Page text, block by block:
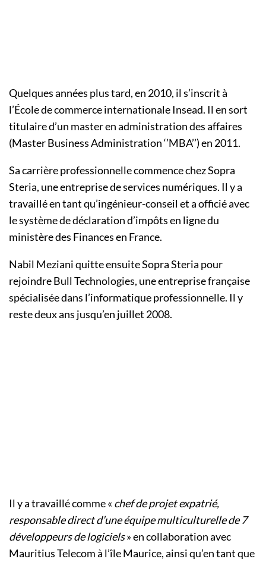
Quelques années plus tard, en 2010, il s’inscrit à
l’École de commerce internationale Insead. Il en sort
titulaire d’un master en administration des affaires
(Master Business Administration ‘’MBA’’) en 2011.
Sa carrière professionnelle commence chez Sopra
Steria, une entreprise de services numériques. Il y a
travaillé en tant qu’ingénieur-conseil et a officié avec
le système de déclaration d’impôts en ligne du
ministère des Finances en France.
Nabil Meziani quitte ensuite Sopra Steria pour
rejoindre Bull Technologies, une entreprise française
spécialisée dans l’informatique professionnelle. Il y
reste deux ans jusqu’en juillet 2008.
Il y a travaillé comme « chef de projet expatrié,
responsable direct d’une équipe multiculturelle de 7
développeurs de logiciels» en collaboration avec
Mauritius Telecom à l’île Maurice, ainsi qu’en tant que